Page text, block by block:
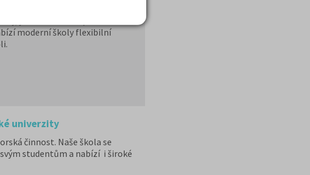
jak skloubit své profesní a
moderní školy flexibilní
univerzity
činnost. Naše škola se
studentům a nabízí i široké